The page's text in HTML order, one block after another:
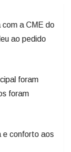
a CME do
ao pedido
foram
foram
e conforto aos